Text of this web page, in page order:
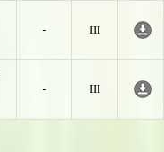
-
III
-
III